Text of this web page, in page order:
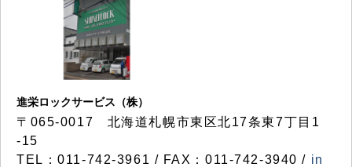
進栄ロックサービス（株）
〒065-0017 北海道札幌市東区北17条東7丁目1
-15
TEL：011-742-3961 / FAX：011-742-3940 / in